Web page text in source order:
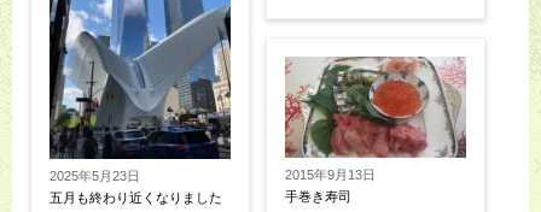
2025年5月23日
五月も終わり近くなりました
2015年9月13日
手巻き寿司